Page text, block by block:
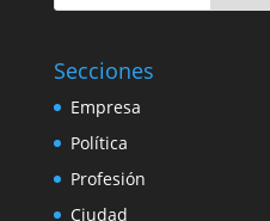
Secciones
Empresa
Política
Profesión
Ciudad